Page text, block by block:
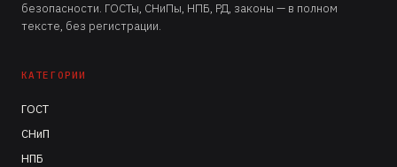
безопасности. ГОСТы, СНиПы, НПБ, РД, законы — в полном
тексте, без регистрации.
КАТЕГОРИИ
ГОСТ
СНиП
НПБ